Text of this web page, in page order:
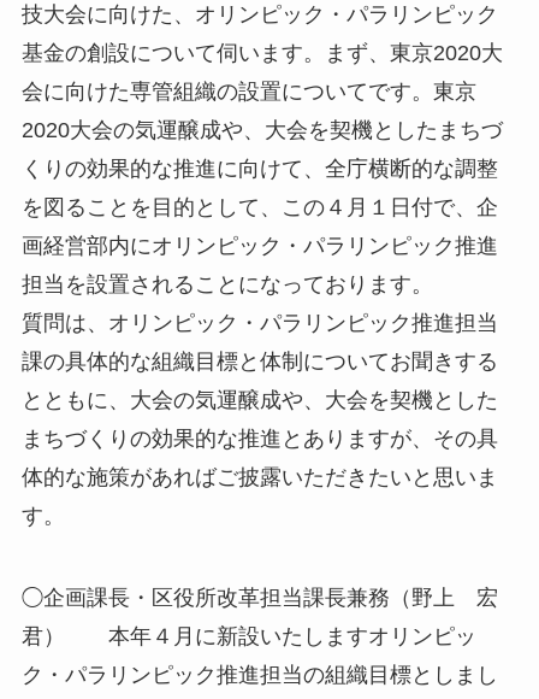
技大会に向けた、オリンピック・パラリンピック
基金の創設について伺います。まず、東京2020大
会に向けた専管組織の設置についてです。東京
2020大会の気運醸成や、大会を契機としたまちづ
くりの効果的な推進に向けて、全庁横断的な調整
を図ることを目的として、この４月１日付で、企
画経営部内にオリンピック・パラリンピック推進
担当を設置されることになっております。
質問は、オリンピック・パラリンピック推進担当
課の具体的な組織目標と体制についてお聞きする
とともに、大会の気運醸成や、大会を契機とした
まちづくりの効果的な推進とありますが、その具
体的な施策があればご披露いただきたいと思いま
す。
◯企画課長・区役所改革担当課長兼務（野上 宏
君） 本年４月に新設いたしますオリンピッ
ク・パラリンピック推進担当の組織目標としまし